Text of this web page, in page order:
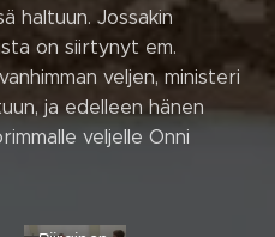
haltuun. Jossakin
on siirtynyt em.
veljen, ministeri
ja edelleen hänen
veljelle Onni
Jukka
Nykänen,
Veli-Antti